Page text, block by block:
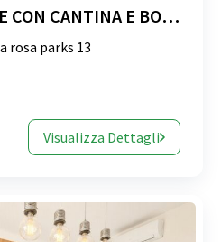
NUOVO TRILOCALE CON CANTINA E BOX AUTO
rosa parks 13
Visualizza Dettagli